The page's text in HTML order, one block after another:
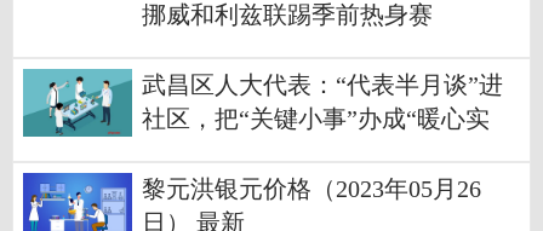
挪威和利兹联踢季前热身赛
武昌区人大代表：“代表半月谈”进
社区，把“关键小事”办成“暖心实
黎元洪银元价格（2023年05月26
日） 最新